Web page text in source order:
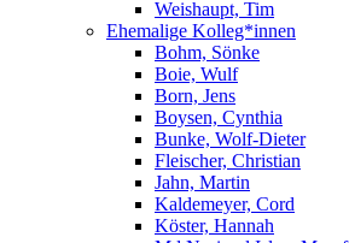
Weishaupt, Tim
Ehemalige Kolleg*innen
Bohm, Sönke
Boie, Wulf
Born, Jens
Boysen, Cynthia
Bunke, Wolf-Dieter
Fleischer, Christian
Jahn, Martin
Kaldemeyer, Cord
Köster, Hannah